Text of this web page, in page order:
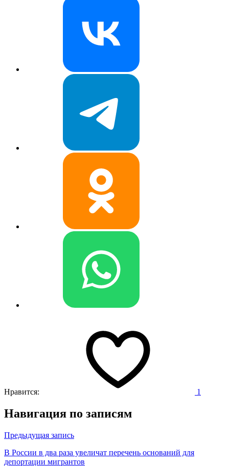
Нравится: 1
Навигация по записям
Предыдущая запись
В России в два раза увеличат перечень оснований для
депортации мигрантов